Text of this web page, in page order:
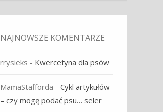
NAJNOWSZE KOMENTARZE
rrysieks - Kwercetyna dla psów
MamaStafforda -Cykl artykułów
– czy mogę podać psu… seler